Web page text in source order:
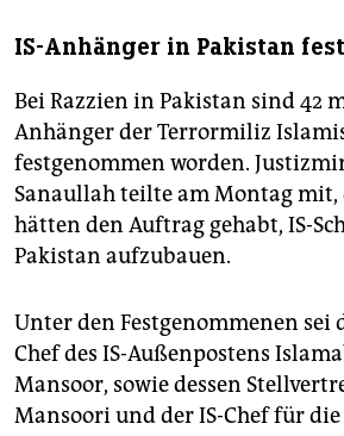
IS-Anhänger in Pakistan
Bei Razzien in Pakistan sind 42
Anhänger der Terrormiliz
festgenommen worden.
Sanaullah teilte am Montag mit,
hätten den Auftrag gehabt, IS-
Pakistan aufzubauen.
Unter den Festgenommenen
Chef des IS-Außenpostens
Mansoor, sowie dessen
Mansoori und der IS-Chef für